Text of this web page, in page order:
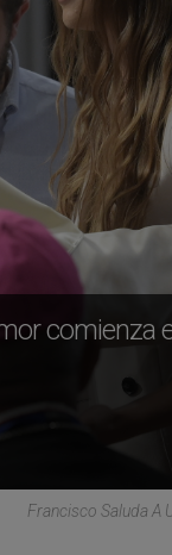
comienza
Francisco Saluda A